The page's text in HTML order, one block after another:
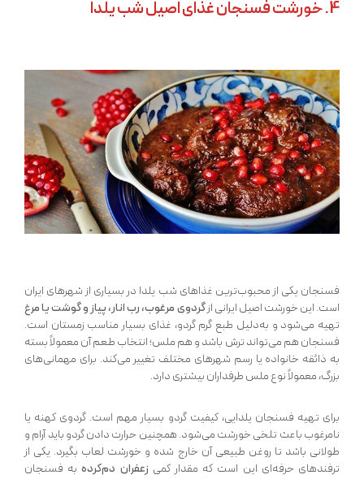
4. خورشت فسنجان غذای اصیل شب یلدا
فسنجان یکی از محبوب‌ترین غذاهای شب یلدا در بسیاری از شهرهای ایران
است. این خورشت اصیل ایرانی ازگردوی مرغوب، رب انار، پیاز و گوشت یا مرغ
تهیه می‌شود و به‌دلیل طبع گرم گردو، غذای بسیار مناسب زمستان است.
فسنجان هم می‌تواند ترش باشد و هم ملس؛ انتخاب طعم آن معمولاً بسته
به ذائقه خانواده یا رسم شهرهای مختلف تغییر می‌کند. برای مهمانی‌های
بزرگ، معمولاً نوع ملس طرفداران بیشتری دارد.
برای تهیه فسنجان یلدایی، کیفیت گردو بسیار مهم است. گردوی کهنه یا
نامرغوب باعث تلخی خورشت می‌شود. همچنین حرارت دادن گردو باید آرام و
طولانی باشد تا روغن طبیعی آن خارج شده و خورشت لعاب بگیرد. یکی از
ترفندهای حرفه‌ای این است که مقدار کمی زعفران دم‌کردهبه فسنجان